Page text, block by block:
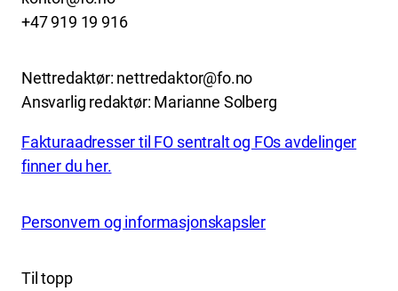
+47 919 19 916
Nettredaktør: nettredaktor@fo.no
Ansvarlig redaktør: Marianne Solberg
Fakturaadresser til FO sentralt og FOs avdelinger
finner du her.
Personvern og informasjonskapsler
Til topp